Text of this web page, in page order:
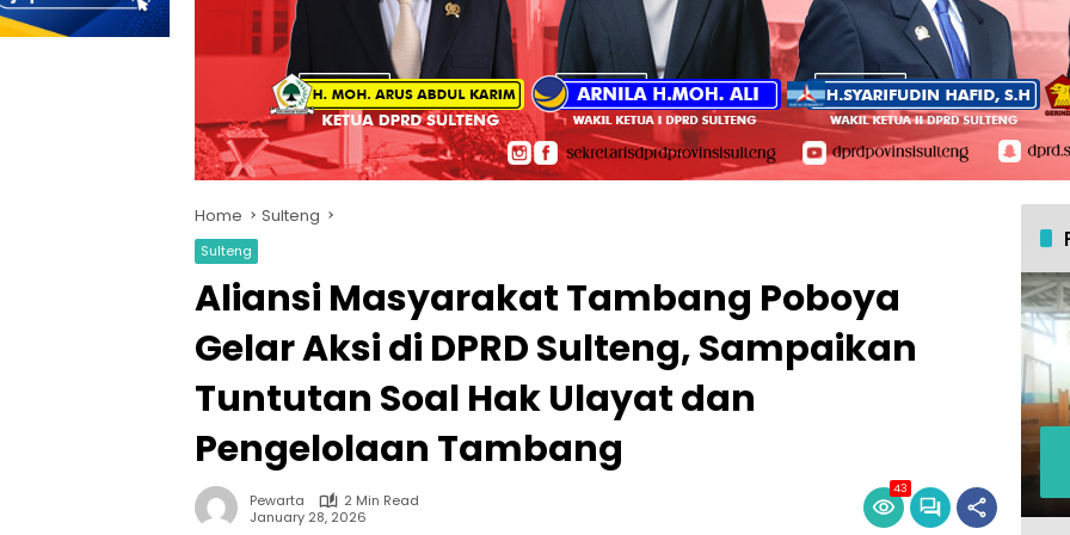
Home Sulteng
Sulteng
Aliansi Masyarakat Tambang Poboya
Gelar Aksi di DPRD Sulteng, Sampaikan
Tuntutan Soal Hak Ulayat dan
Pengelolaan Tambang
Pewarta
2 Min Read
January 28, 2026
43